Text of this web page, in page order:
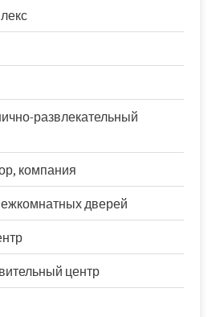
развлекательный
компания
дверей
центр